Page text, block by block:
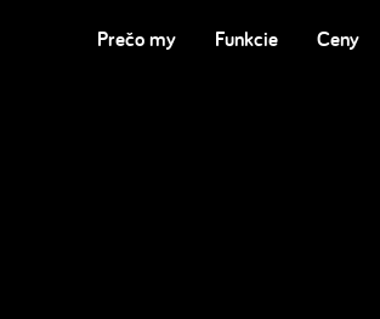
Prečo my Funkcie Ceny